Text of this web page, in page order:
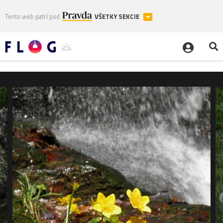
Tento web patrí pod VŠETKY SEKCIE